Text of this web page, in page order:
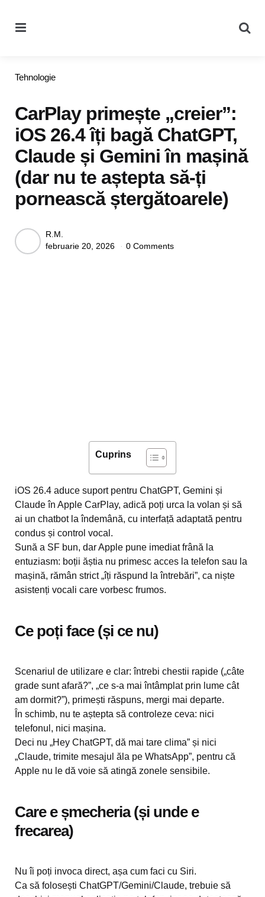
Categories
Tehnologie
CarPlay primește „creier”:
iOS 26.4 îți bagă ChatGPT,
Claude și Gemini în mașină
(dar nu te aștepta să-ți
pornească ștergătoarele)
Posted
by
R.M.
februarie 20, 2026
0 Comments
Cuprins
iOS 26.4 aduce suport pentru ChatGPT, Gemini și
Claude în Apple CarPlay, adică poți urca la volan și să
ai un chatbot la îndemână, cu interfață adaptată pentru
condus și control vocal.
Sună a SF bun, dar Apple pune imediat frână la
entuziasm: boții ăștia nu primesc acces la telefon sau la
mașină, rămân strict „îți răspund la întrebări”, ca niște
asistenți vocali care vorbesc frumos.
Ce poți face (și ce nu)
Scenariul de utilizare e clar: întrebi chestii rapide („câte
grade sunt afară?”, „ce s-a mai întâmplat prin lume cât
am dormit?”), primești răspuns, mergi mai departe.
În schimb, nu te aștepta să controleze ceva: nici
telefonul, nici mașina.
Deci nu „Hey ChatGPT, dă mai tare clima” și nici
„Claude, trimite mesajul ăla pe WhatsApp”, pentru că
Apple nu le dă voie să atingă zonele sensibile.
Care e șmecheria (și unde e
frecarea)
Nu îi poți invoca direct, așa cum faci cu Siri.
Ca să folosești ChatGPT/Gemini/Claude, trebuie să